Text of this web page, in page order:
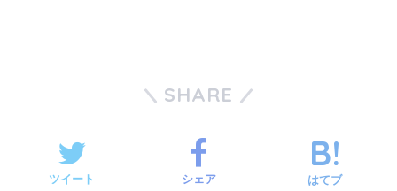
SHARE
ツイート シェア はてブ